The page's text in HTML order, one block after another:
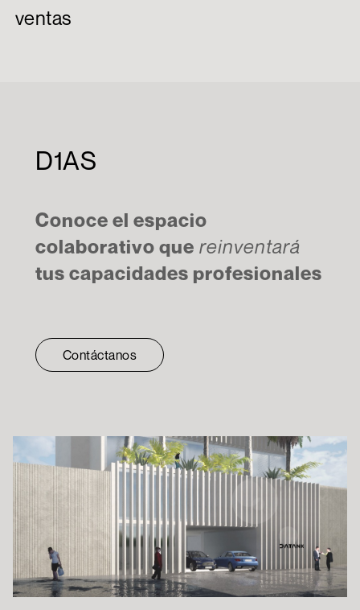
ventas
D1AS
Conoce el espacio
colaborativo que reinventará
tus capacidades profesionales
Contáctanos